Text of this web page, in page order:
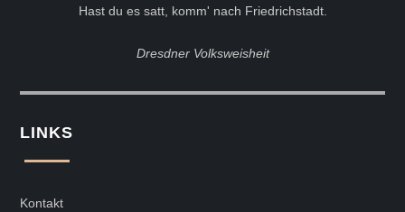
Hast du es satt, komm' nach Friedrichstadt.
Dresdner Volksweisheit
LINKS
Kontakt